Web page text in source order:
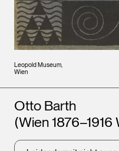
Leopold Museum,
Wien
Künstler*innen
Otto Barth
(Wien 1876–1916